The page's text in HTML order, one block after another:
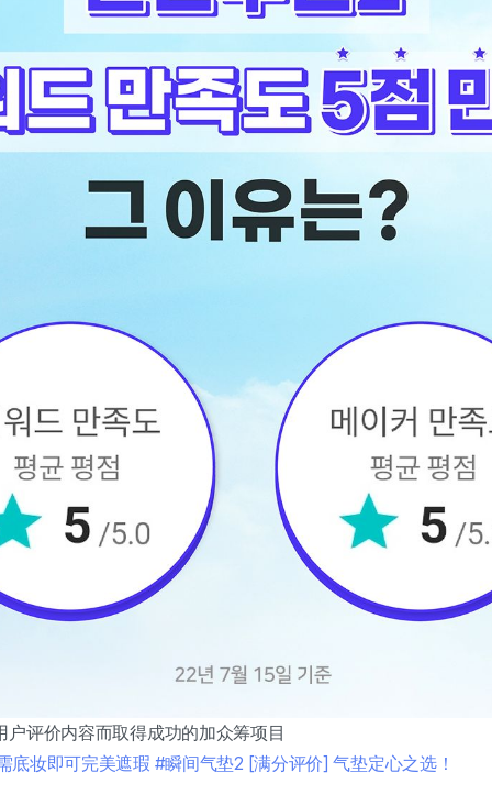
评价内容而取得成功的加众筹项目
底妆即可完美遮瑕 #瞬间气垫2 [满分评价] 气垫定心之选！